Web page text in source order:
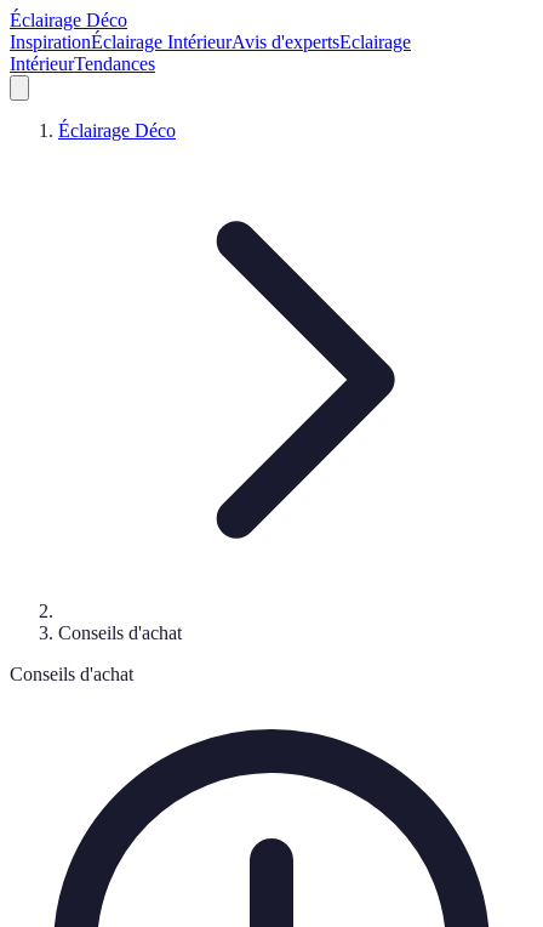
Éclairage Déco
InspirationÉclairage IntérieurAvis d'expertsEclairage
IntérieurTendances
Éclairage Déco
Conseils d'achat
Conseils d'achat